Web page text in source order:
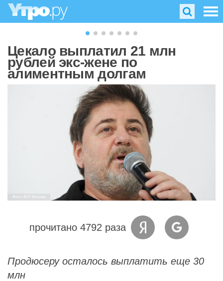
Цекало выплатил 21 млн
рублей экс-жене по
алиментным долгам
Фото: АГН Москва
прочитано 4792 раза
Продюсеру осталось выплатить еще 30
млн